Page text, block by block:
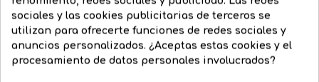
16 Productos De La Misma Categoría:
sociales y las cookies publicitarias de terceros se
utilizan para ofrecerte funciones de redes sociales y
anuncios personalizados. ¿Aceptas estas cookies y el
procesamiento de datos personales involucrados?